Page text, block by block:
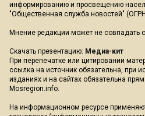
информированию и просвещению
"Общественная служба новостей"
Мнение редакции может не совпадать
Скачать презентацию: Медиа-кит
При перепечатке или цитировании
ссылка на источник обязательна, при
изданиях и на сайтах обязательна
Mosregion.info.
На информационном ресурсе